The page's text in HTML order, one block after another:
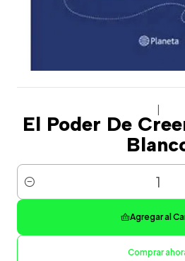
El Poder De
Cantidad
Agregar al
Comprar